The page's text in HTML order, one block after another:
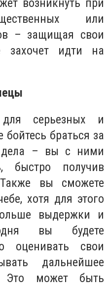
возникнуть при
или
– защищая свои
захочет идти на
серьезных и
браться за
– вы с ними
быстро получив
вы сможете
хотя для этого
выдержки и
вы будете
оценивать свои
дальнейшее
Это может быть